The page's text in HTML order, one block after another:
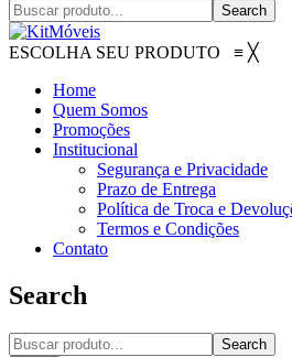
Search
ESCOLHA SEU PRODUTO ≡ ╳
Home
Quem Somos
Promoções
Institucional
Segurança e Privacidade
Prazo de Entrega
Política de Troca e
Termos e Condições
Contato
Search
Search